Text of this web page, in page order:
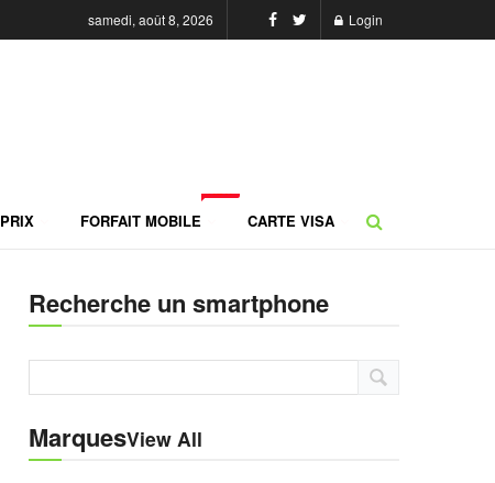
samedi, août 8, 2026 Login
PRIX FORFAIT MOBILE CARTE VISA
Recherche un smartphone
MarquesView All